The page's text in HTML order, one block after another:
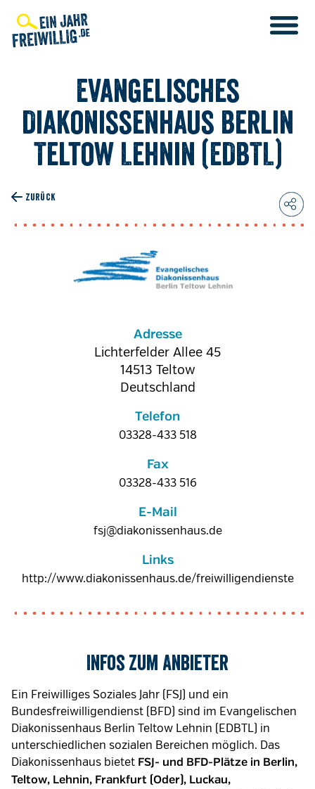
zum
Inhalt
Evangelisches
Diakonissenhaus Berlin
Teltow Lehnin (EDBTL)
ZURÜCK
Adresse
Lichterfelder Allee 45
14513 Teltow
Deutschland
Telefon
03328-433 518
Fax
03328-433 516
E-Mail
fsj@diakonissenhaus.de
Links
http://www.diakonissenhaus.de/freiwilligendienste
Infos zum Anbieter
Ein Freiwilliges Soziales Jahr (FSJ) und ein
Bundesfreiwilligendienst (BFD) sind im Evangelischen
Diakonissenhaus Berlin Teltow Lehnin (EDBTL) in
unterschiedlichen sozialen Bereichen möglich. Das
Diakonissenhaus bietet FSJ- und BFD-Plätze in Berlin,
Teltow, Lehnin, Frankfurt (Oder), Luckau,